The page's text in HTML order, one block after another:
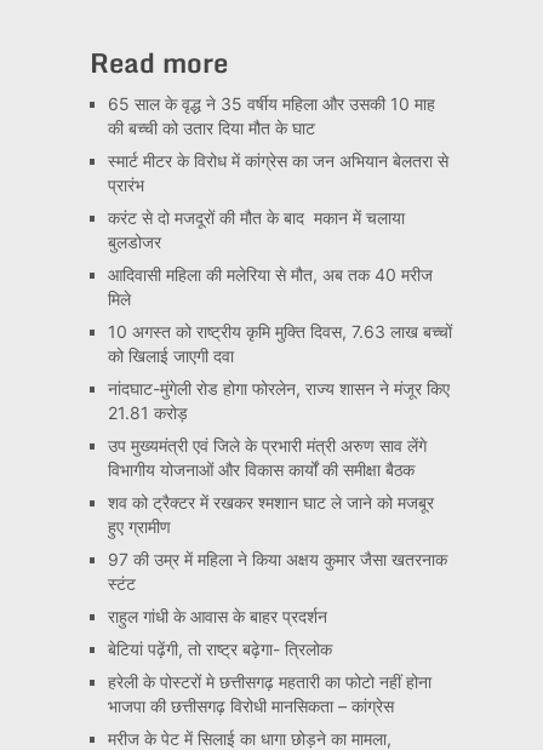
Read more
65 साल के वृद्ध ने 35 वर्षीय महिला और उसकी 10 माह
की बच्ची को उतार दिया मौत के घाट
स्मार्ट मीटर के विरोध में कांग्रेस का जन अभियान बेलतरा से
प्रारंभ
करंट से दो मजदूरों की मौत के बाद मकान में चलाया
बुलडोजर
आदिवासी महिला की मलेरिया से मौत, अब तक 40 मरीज
मिले
10 अगस्त को राष्ट्रीय कृमि मुक्ति दिवस, 7.63 लाख बच्चों
को खिलाई जाएगी दवा
नांदघाट-मुंगेली रोड होगा फोरलेन, राज्य शासन ने मंजूर किए
21.81 करोड़
उप मुख्यमंत्री एवं जिले के प्रभारी मंत्री अरुण साव लेंगे
विभागीय योजनाओं और विकास कार्यों की समीक्षा बैठक
शव को ट्रैक्टर में रखकर श्मशान घाट ले जाने को मजबूर
हुए ग्रामीण
97 की उम्र में महिला ने किया अक्षय कुमार जैसा खतरनाक
स्टंट
राहुल गांधी के आवास के बाहर प्रदर्शन
बेटियां पढ़ेंगी, तो राष्ट्र बढ़ेगा- त्रिलोक
हरेली के पोस्टरों मे छत्तीसगढ़ महतारी का फोटो नहीं होना
भाजपा की छत्तीसगढ़ विरोधी मानसिकता – कांग्रेस
मरीज के पेट में सिलाई का धागा छोड़ने का मामला,